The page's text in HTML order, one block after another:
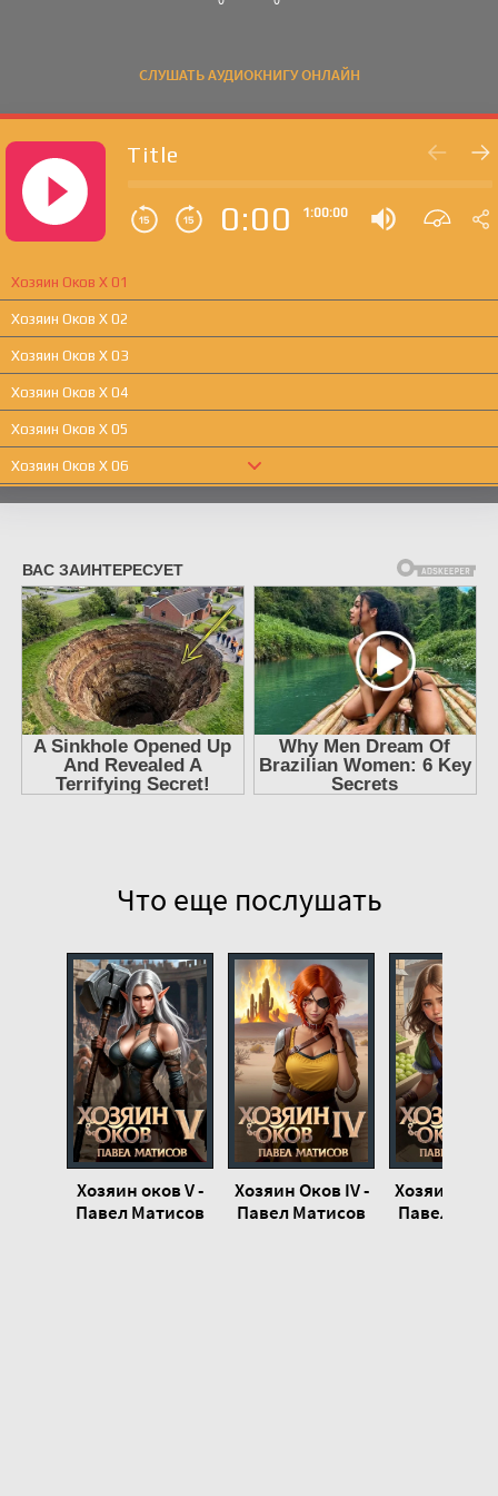
СЛУШАТЬ АУДИОКНИГУ ОНЛАЙН
Title
0:00 1:00:00
Хозяин Оков X 01
Хозяин Оков X 02
Хозяин Оков X 03
Хозяин Оков X 04
Хозяин Оков X 05
Хозяин Оков X 06
Хозяин Оков X 07
Что еще послушать
Хозяин оков V -
Павел Матисов
Хозяин Оков IV -
Павел Матисов
Хозяин
Павел